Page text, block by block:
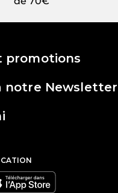
Beauty
promotions
notre Newsletter